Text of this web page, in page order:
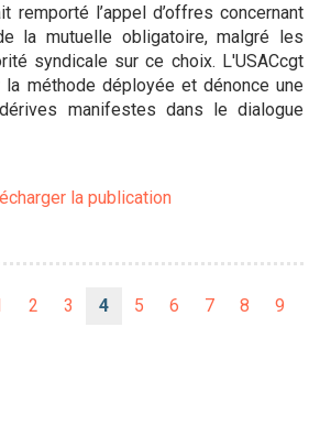
remporté l’appel d’offres concernant
la mutuelle obligatoire, malgré les
syndicale sur ce choix. L'USACcgt
méthode déployée et dénonce une
manifestes dans le dialogue
la publication
Page
2 Page
3
Page
4 Page
5 Page
6 Page
7 Page
8 Page
9